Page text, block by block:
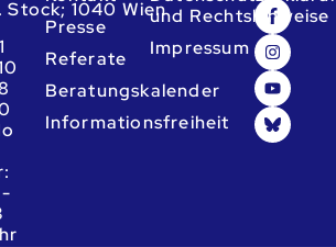
Stock; 1040 Wien
Presse
Referate
Beratungskalender
Informationsfreiheit
und Rechtshinweise
Impressum